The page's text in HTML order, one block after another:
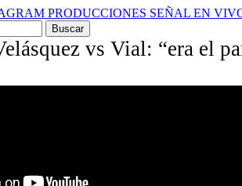
PRODUCCIONES SEÑAL EN
vs Vial: “era el